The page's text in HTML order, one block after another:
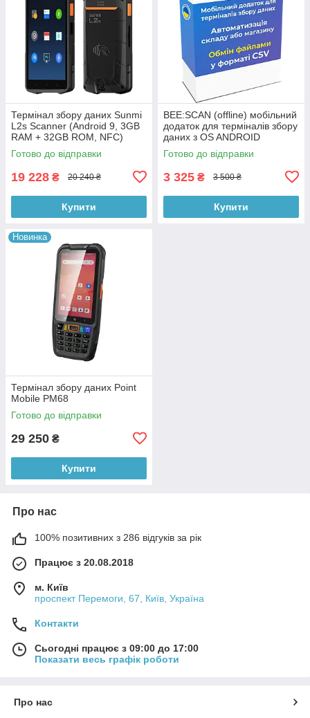
Термінал збору даних Sunmi
L2s Scanner (Android 9, 3GB
RAM + 32GB ROM, NFC)
Готово до відправки
19 228 ₴ 20 240 ₴
Купити
BEE:SCAN (offline) мобільний
додаток для терміналів збору
даних з OS ANDROID
Готово до відправки
3 325 ₴ 3 500 ₴
Купити
Новинка
Термінал збору даних Point
Mobile PM68
Готово до відправки
29 250 ₴
Купити
Про нас
100% позитивних з 286 відгуків за рік
Працює з 20.08.2018
м. Київ
проспект Перемоги, 67, Київ, Україна
Контакти
Сьогодні працює з 09:00 до 17:00
Показати весь графік роботи
Про нас